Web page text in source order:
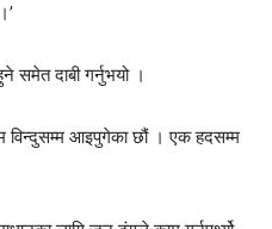
समेत दाबी गर्नुभयो ।
विन्दुसम्म आइपुगेका छौं । एक हदसम्म